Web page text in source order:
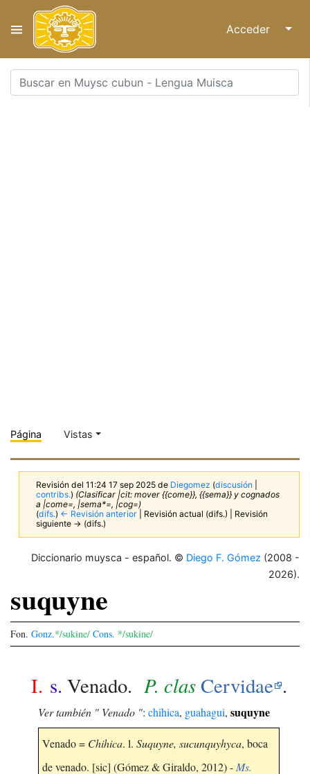
Acceder ↓
Página Vistas
Revisión del 11:24 17 sep 2025 de Diegomez (discusión
contribs.) (Clasificar |cit: mover {{come}}, {{sema}} y cognados
a |come=, |sema*=, |cog=)
(difs.) ← Revisión anterior | Revisión actual (difs.) | Revisión
siguiente → (difs.)
Diccionario muysca - español. © Diego F. Gómez (2008 -
2026).
suquyne
Fon. Gonz.*/sukɨne/ Cons. */sukɨne/
I. s. Venado. P. clasCervidae .
Ver también " Venado ": chihica, guahagui, suquyne
Venado = Chihica. l. Suquyne, sucunquyhyca, boca
de venado. [sic] (Gómez & Giraldo, 2012) - Ms.